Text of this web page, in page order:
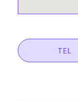
TEL